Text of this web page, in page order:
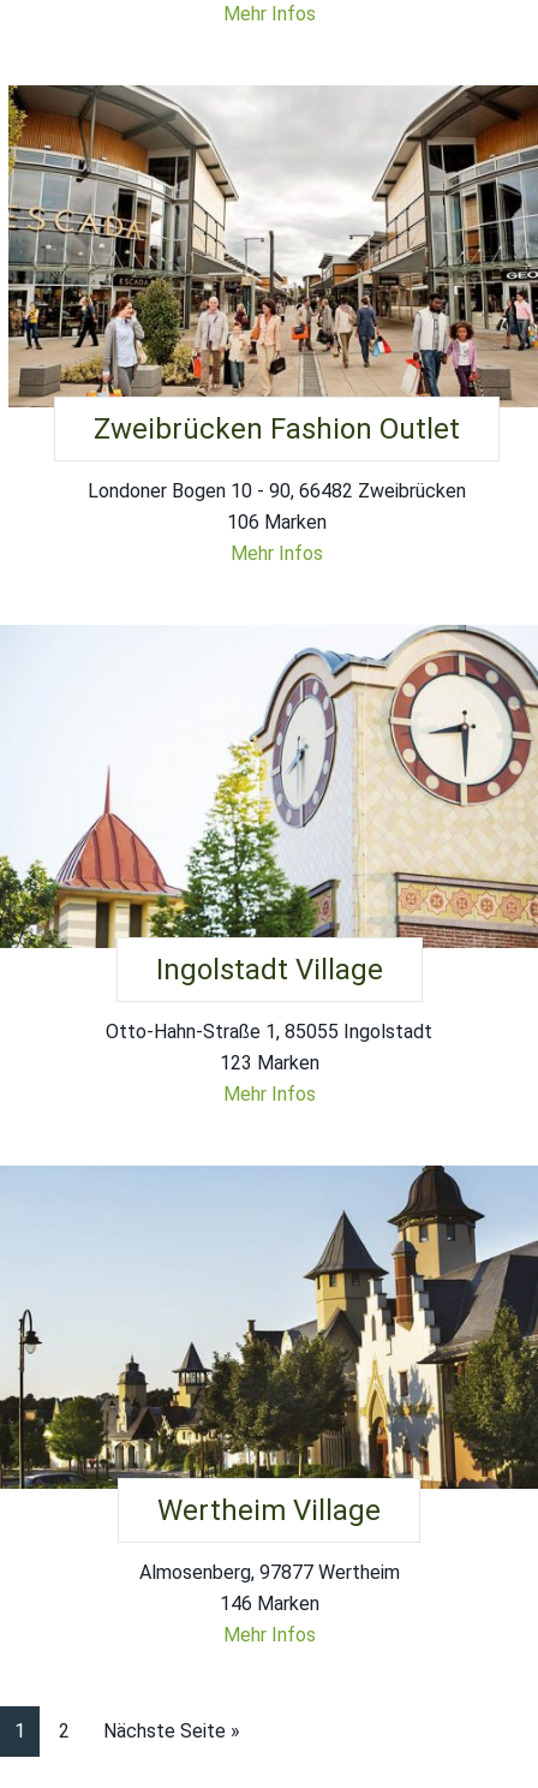
Mehr Infos
Zweibrücken Fashion Outlet
Londoner Bogen 10 - 90, 66482 Zweibrücken
106 Marken
Mehr Infos
Ingolstadt Village
Otto-Hahn-Straße 1, 85055 Ingolstadt
123 Marken
Mehr Infos
Wertheim Village
Almosenberg, 97877 Wertheim
146 Marken
Mehr Infos
1 2 Nächste Seite »